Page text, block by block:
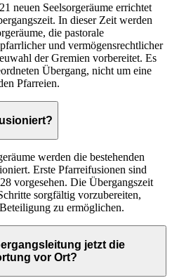
neuen Seelsorgeräume errichtet
In dieser Zeit werden
die pastorale
und vermögensrechtlicher
der Gremien vorbereitet. Es
Übergang, nicht um eine
Pfarreien.
werden die bestehenden
Erste Pfarreifusionen sind
vorgesehen. Die Übergangszeit
sorgfältig vorzubereiten,
zu ermöglichen.
jetzt die
vor Ort?